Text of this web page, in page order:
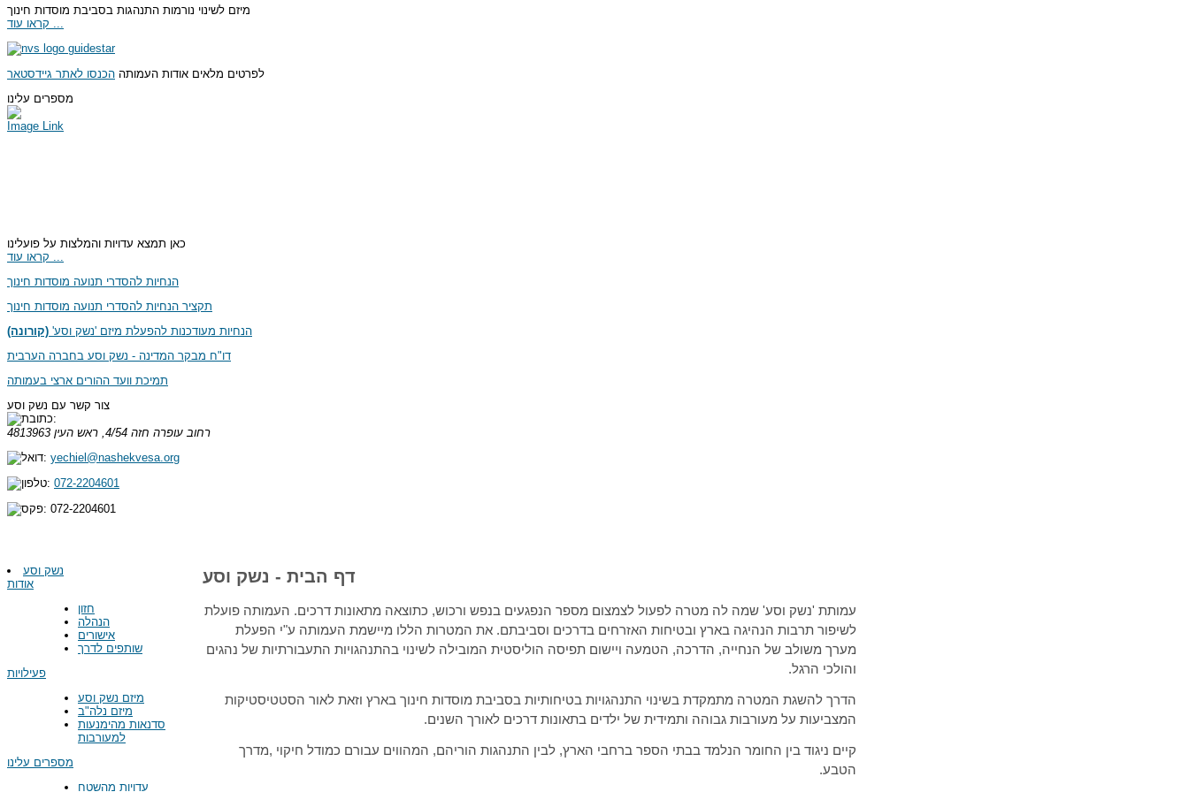
מיזם לשינוי נורמות התנהגות בסביבת מוסדות חינוך
לפרטים מלאים אודות העמותה הכנסו לאתר גיידסטאר
מספרים עלינו
Image Link
כאן תמצא עדויות והמלצות על פועלינו
הנחיות להסדרי תנועה מוסדות חינוך
תקציר הנחיות להסדרי תנועה מוסדות חינוך
הנחיות מעודכנות להפעלת מיזם 'נשק וסע' (קורונה)
דו"ח מבקר המדינה - נשק וסע בחברה הערבית
תמיכת וועד ההורים ארצי בעמותה
צור קשר עם נשק וסע
רחוב עופרה חזה 4/54, ראש העין
4813963
yechiel@nashekvesa.org
072-2204601
072-2204601
נשק וסע
אודות
חזון
הנהלה
אישורים
שותפים לדרך
פעילויות
מיזם נשק וסע
מיזם נלה"ב
סדנאות מהימנעות
למעורבות
מספרים עלינו
עדויות מהשטח
דף הבית - נשק וסע
עמותת 'נשק וסע' שמה לה מטרה לפעול לצמצום מספר הנפגעים בנפש ורכוש, כתוצאה מתאונות דרכים. העמותה פועלת
לשיפור תרבות הנהיגה בארץ ובטיחות האזרחים בדרכים וסביבתם. את המטרות הללו מיישמת העמותה ע"י הפעלת
מערך משולב של הנחייה, הדרכה, הטמעה ויישום תפיסה הוליסטית המובילה לשינוי בהתנהגויות התעבורתיות של נהגים
והולכי הרגל.
הדרך להשגת המטרה מתמקדת בשינוי התנהגויות בטיחותיות בסביבת מוסדות חינוך בארץ וזאת לאור הסטטיסטיקות
המצביעות על מעורבות גבוהה ותמידית של ילדים בתאונות דרכים לאורך השנים.
קיים ניגוד בין החומר הנלמד בבתי הספר ברחבי הארץ, לבין התנהגות הוריהם, המהווים עבורם כמודל חיקוי ,מדרך
הטבע.